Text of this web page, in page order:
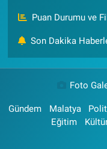
Puan Durumu ve
Son Dakika
Foto
Gündem Malatya
Eğitim